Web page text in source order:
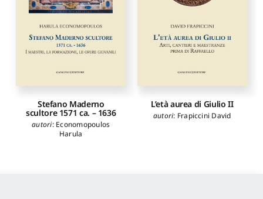
Stefano Maderno
scultore 1571 ca. – 1636
autori: Economopoulos
Harula
L’età aurea di Giulio II
autori: Frapiccini David